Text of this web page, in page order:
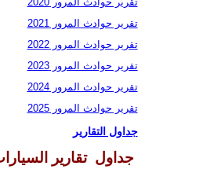
تقرير حوادث المرور 2021
تقرير حوادث المرور 2022
تقرير حوادث المرور 2023
تقرير حوادث المرور 2024
تقرير حوادث المرور 2025
جداول التقارير
جداول تقارير